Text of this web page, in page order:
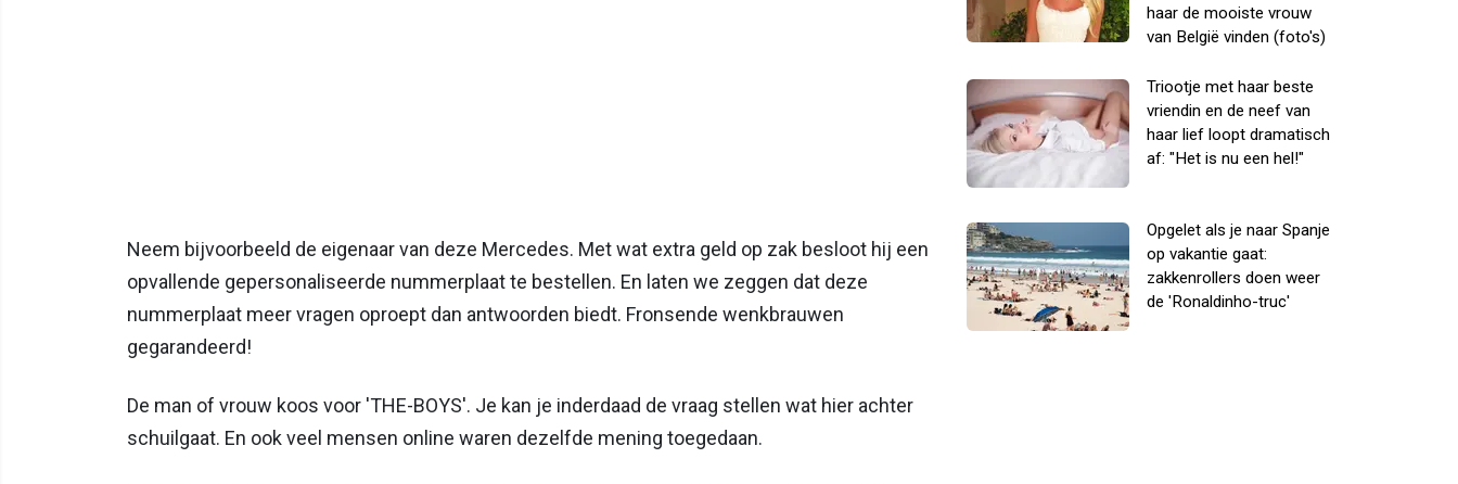
Neem bijvoorbeeld de eigenaar van deze Mercedes. Met wat extra geld op zak besloot hij een
opvallende gepersonaliseerde nummerplaat te bestellen. En laten we zeggen dat deze
nummerplaat meer vragen oproept dan antwoorden biedt. Fronsende wenkbrauwen
gegarandeerd!
De man of vrouw koos voor 'THE-BOYS'. Je kan je inderdaad de vraag stellen wat hier achter
schuilgaat. En ook veel mensen online waren dezelfde mening toegedaan.
haar de mooiste vrouw
van België vinden (foto's)
Triootje met haar beste
vriendin en de neef van
haar lief loopt dramatisch
af: "Het is nu een hel!"
Opgelet als je naar Spanje
op vakantie gaat:
zakkenrollers doen weer
de 'Ronaldinho-truc'